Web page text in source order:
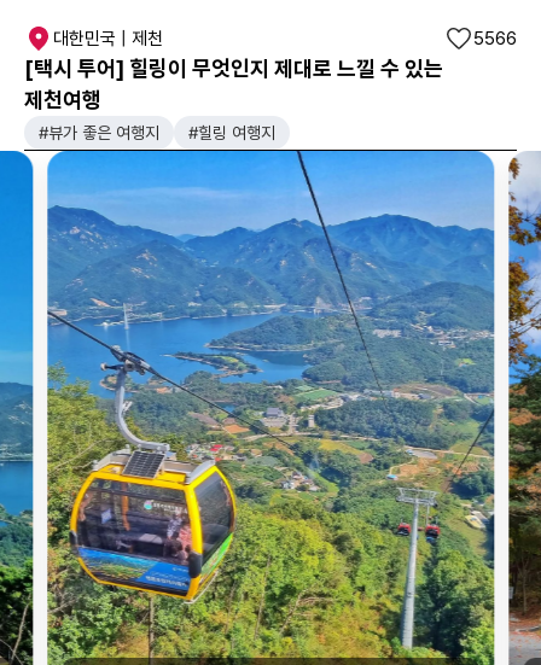
대한민국 | 제천
[택시 투어] 힐링이 무엇인지 제대로 느낄 수 있는
제천여행
5566
#뷰가 좋은 여행지 #힐링 여행지